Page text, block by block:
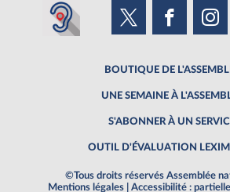
BOUTIQUE DE
UNE SEMAINE À
S'ABONNER À UN
OUTIL D'ÉVALUATION
©Tous droits réservés Assemblée
Mentions légales
Accessibilité :